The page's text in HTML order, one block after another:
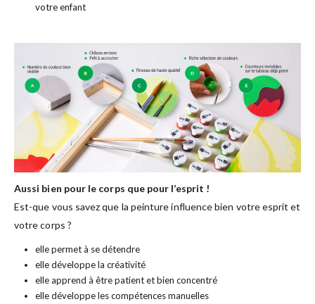
votre enfant
Aussi bien pour le corps que pour l’esprit !
Est-que vous savez que la peinture influence bien votre esprit et
votre corps ?
elle permet à se détendre
elle développe la créativité
elle apprend à être patient et bien concentré
elle développe les compétences manuelles